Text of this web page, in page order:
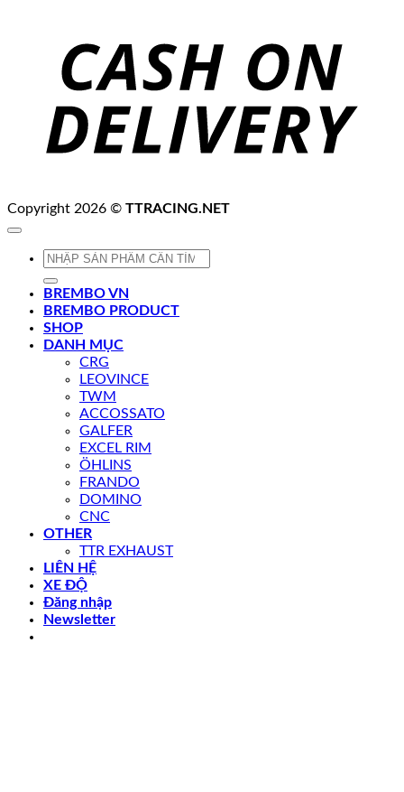
Copyright 2026 © TTRACING.NET
Tìm
BREMBO VN
BREMBO PRODUCT
SHOP
DANH MỤC
CRG
LEOVINCE
TWM
ACCOSSATO
GALFER
EXCEL RIM
ÖHLINS
FRANDO
DOMINO
CNC
OTHER
TTR EXHAUST
LIÊN HỆ
XE ĐỘ
Đăng nhập
Newsletter